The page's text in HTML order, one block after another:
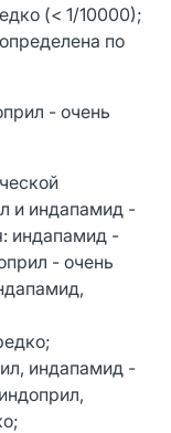
(< 1/10000);
по
- очень
и индапамид -
индапамид -
- очень
индапамид -